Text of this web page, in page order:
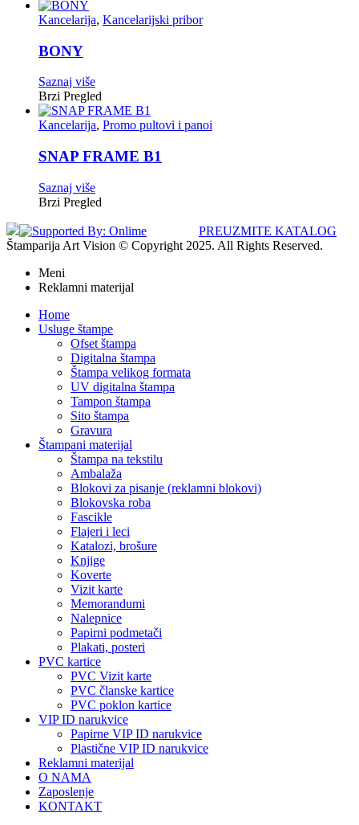
Kancelarija, Kancelarijski pribor
BONY
Saznaj više
Brzi Pregled
Kancelarija, Promo pultovi i panoi
SNAP FRAME B1
Saznaj više
Brzi Pregled
PREUZMITE KATALOG
Štamparija Art Vision © Copyright 2025. All Rights Reserved.
Meni
Reklamni materijal
Home
Usluge štampe
Ofset štampa
Digitalna štampa
Štampa velikog formata
UV digitalna štampa
Tampon štampa
Sito štampa
Gravura
Štampani materijal
Štampa na tekstilu
Ambalaža
Blokovi za pisanje (reklamni blokovi)
Blokovska roba
Fascikle
Flajeri i leci
Katalozi, brošure
Knjige
Koverte
Vizit karte
Memorandumi
Nalepnice
Papirni podmetači
Plakati, posteri
PVC kartice
PVC Vizit karte
PVC članske kartice
PVC poklon kartice
VIP ID narukvice
Papirne VIP ID narukvice
Plastične VIP ID narukvice
Reklamni materijal
O NAMA
Zaposlenje
KONTAKT